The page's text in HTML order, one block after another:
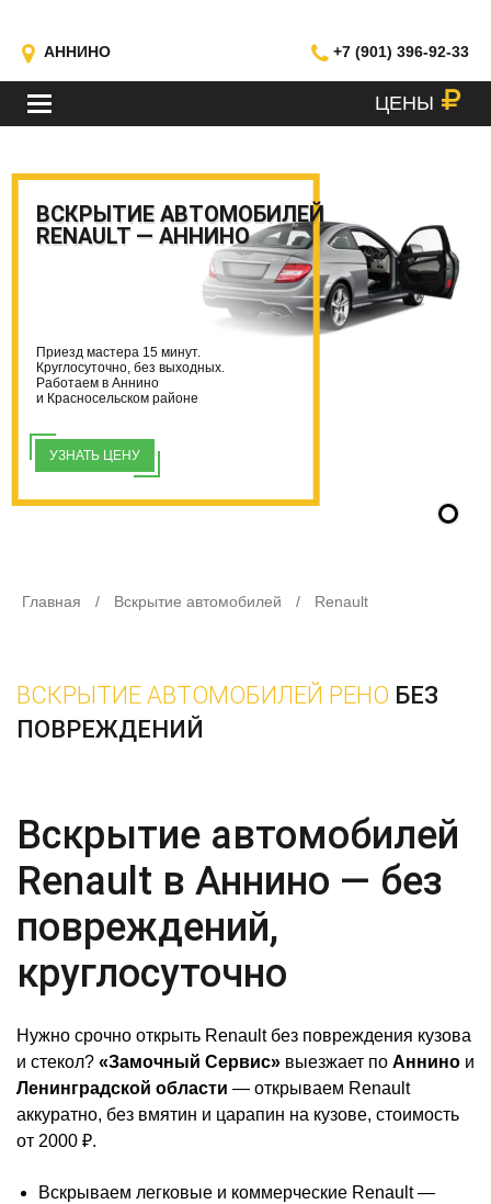
АННИНО +7 (901) 396-92-33
МЕНЮ ЦЕНЫ
ВСКРЫТИЕ АВТОМОБИЛЕЙ
RENAULT — АННИНО
Приезд мастера 15 минут.
Круглосуточно, без выходных.
Работаем в Аннино
и Красносельском районе
УЗНАТЬ ЦЕНУ
Главная / Вскрытие автомобилей / Renault
ВСКРЫТИЕ АВТОМОБИЛЕЙ РЕНО БЕЗ
ПОВРЕЖДЕНИЙ
Вскрытие автомобилей
Renault в Аннино — без
повреждений,
круглосуточно
Нужно срочно открыть Renault без повреждения кузова
и стекол? «Замочный Сервис» выезжает по Аннино и
Ленинградской области — открываем Renault
аккуратно, без вмятин и царапин на кузове, стоимость
от 2000 ₽.
Вскрываем легковые и коммерческие Renault —